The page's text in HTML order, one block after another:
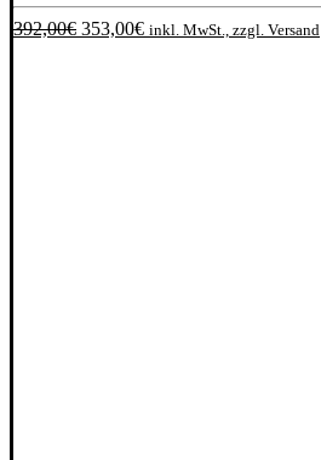
392,00€ Ursprünglicher
353,00€Aktueller
inkl. MwSt., zzgl. Versand